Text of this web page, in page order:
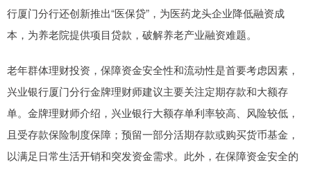
行厦门分行还创新推出“医保贷”，为医药龙头企业降低融资成
本，为养老院提供项目贷款，破解养老产业融资难题。
老年群体理财投资，保障资金安全性和流动性是首要考虑因素，
兴业银行厦门分行金牌理财师建议主要关注定期存款和大额存
单。金牌理财师介绍，兴业银行大额存单利率较高、风险较低，
且受存款保险制度保障；预留一部分活期存款或购买货币基金，
以满足日常生活开销和突发资金需求。此外，在保障资金安全的